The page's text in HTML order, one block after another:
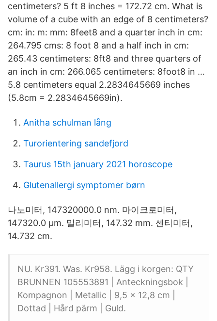
centimeters? 5 ft 8 inches = 172.72 cm. What is
volume of a cube with an edge of 8 centimeters?
cm: in: m: mm: 8feet8 and a quarter inch in cm:
264.795 cms: 8 foot 8 and a half inch in cm:
265.43 centimeters: 8ft8 and three quarters of
an inch in cm: 266.065 centimeters: 8foot8 in …
5.8 centimeters equal 2.2834645669 inches
(5.8cm = 2.2834645669in).
Anitha schulman lång
Turorientering sandefjord
Taurus 15th january 2021 horoscope
Glutenallergi symptomer børn
나노미터, 147320000.0 nm. 마이크로미터,
147320.0 µm. 밀리미터, 147.32 mm. 센티미터,
14.732 cm.
NU. Kr391. Was. Kr958. Lägg i korgen: QTY
BRUNNEN 105553891 | Anteckningsbok |
Kompagnon | Metallic | 9,5 x 12,8 cm |
Dottad | Hård pärm | Guld.